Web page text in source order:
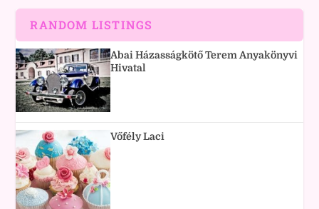
RANDOM LISTINGS
Abai Házasságkötő Terem Anyakönyvi
Hivatal
Vőfély Laci